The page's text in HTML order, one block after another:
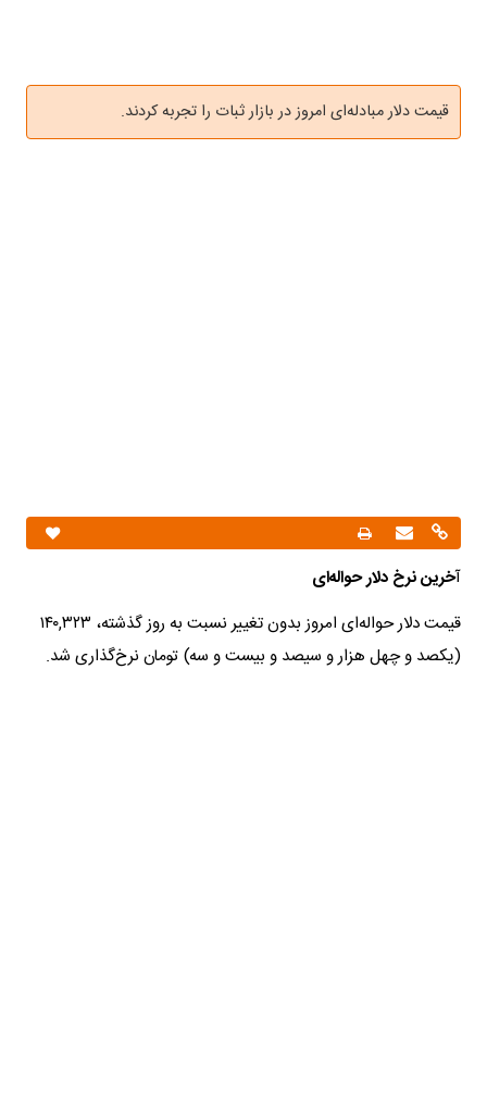
قیمت دلار مبادله‌ای امروز در بازار ثبات را تجربه کردند.
آخرین نرخ دلار حواله‌ای
قیمت دلار حواله‌ای امروز بدون تغییر نسبت به روز گذشته، ۱۴۰,۳۲۳
(یکصد و چهل هزار و سیصد و بیست و سه) تومان نرخ‌گذاری شد.